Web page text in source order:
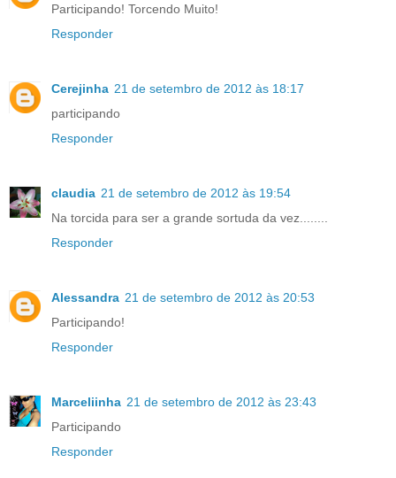
Participando! Torcendo Muito!
Responder
Cerejinha 21 de setembro de 2012 às 18:17
participando
Responder
claudia 21 de setembro de 2012 às 19:54
Na torcida para ser a grande sortuda da vez........
Responder
Alessandra 21 de setembro de 2012 às 20:53
Participando!
Responder
Marceliinha 21 de setembro de 2012 às 23:43
Participando
Responder